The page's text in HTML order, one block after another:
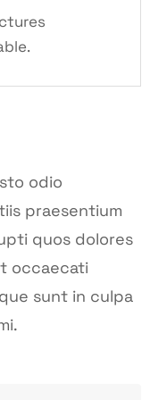
odio
praesentium
quos dolores
occaecati
sunt in culpa